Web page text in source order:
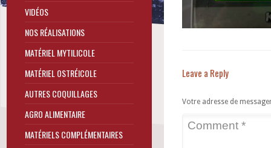
Leave a Reply
Votre adresse de
VIDÉOS
NOS RÉALISATIONS
MATÉRIEL MYTILICOLE
MATÉRIEL OSTRÉICOLE
AUTRES COQUILLAGES
AGRO ALIMENTAIRE
MATÉRIELS COMPLÉMENTAIRES